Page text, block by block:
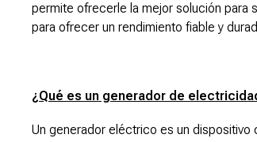
permite ofrecerle la mejor solución para
para ofrecer un rendimiento fiable y
¿Qué es un generador de
Un generador eléctrico es un